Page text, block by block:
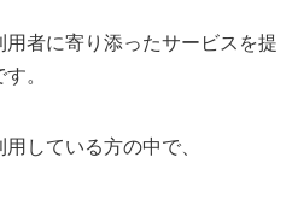
者に寄り添ったサービスを提
。
している方の中で、